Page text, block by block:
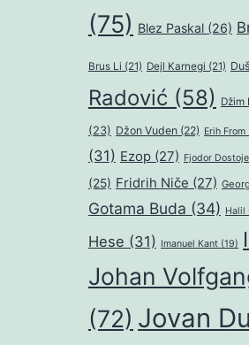
(75) Blez Paskal (26)
Brus Li (21) Dejl Karnegi (21)
Radović (58) Džim
(23) Džon Vuden (22) Erih From
(31) Ezop (27) Fjodor
(25) Fridrih Niče (27)
Gotama Buda (34) Halil
Hese (31) Imanuel Kant (19)
Johan
(72) Jovan